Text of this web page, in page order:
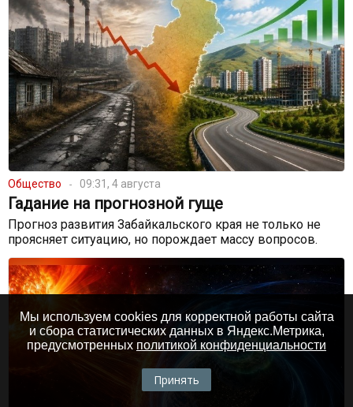
Общество 09:31, 4 августа
Гадание на прогнозной гуще
Прогноз развития Забайкальского края не только не
проясняет ситуацию, но порождает массу вопросов.
Мы используем cookies для корректной работы сайта
и сбора статистических данных в Яндекс.Метрика,
предусмотренных политикой конфиденциальности
Принять